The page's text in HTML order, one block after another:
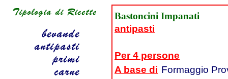
Bastoncini Impanati
antipasti
Per 4 persone
A base di Formaggio